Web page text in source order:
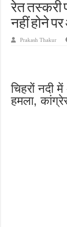
चिल्ड्रन्स पार्क के
रेत तस्करी
नहीं होने
Prakash Thakur
चिहरों नदी
हमला,